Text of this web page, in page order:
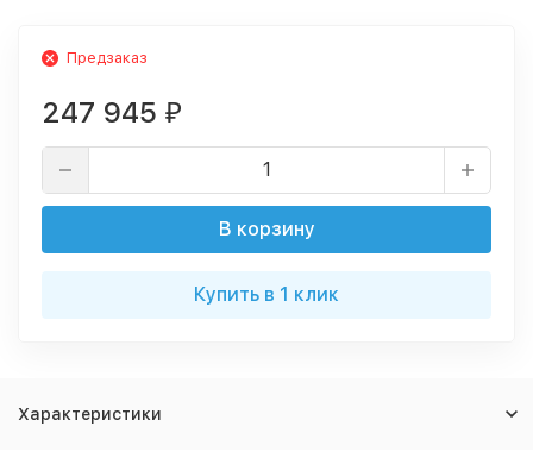
Предзаказ
247 945 ₽
В корзину
Купить в 1 клик
Характеристики